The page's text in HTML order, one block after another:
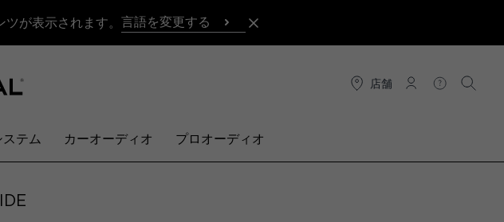
が表示されます。 言語を変更する
店舗
接続 ヘルプ検索
テム カーオーディオ プロオーディオ